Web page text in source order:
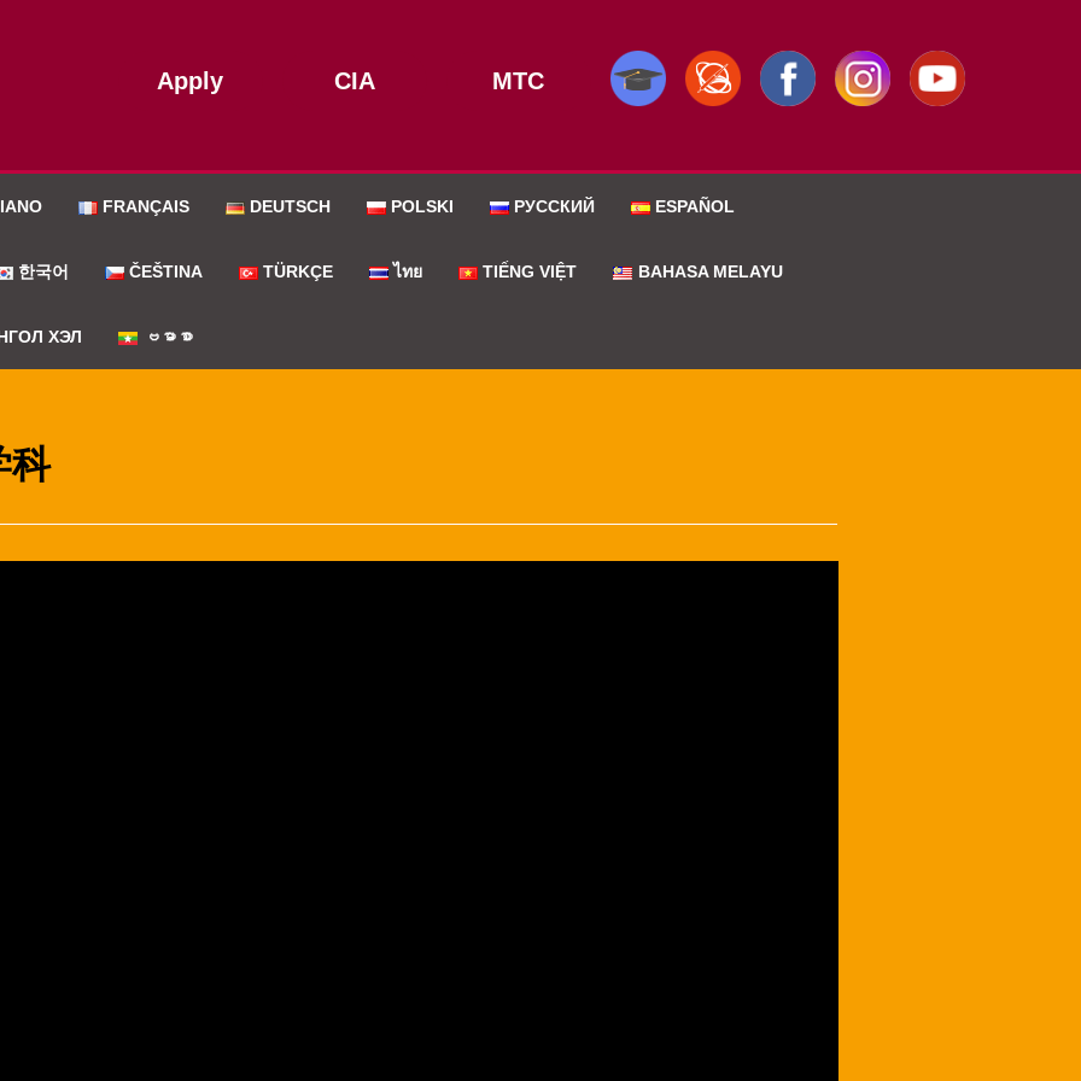
Apply CIA MTC
FRANÇAIS DEUTSCH POLSKI РУССКИЙ ESPAÑOL
한국어 ČEŠTINA TÜRKÇE ไทย TIẾNG VIỆT BAHASA MELAYU
ХЭЛ ဗမာစာ
科